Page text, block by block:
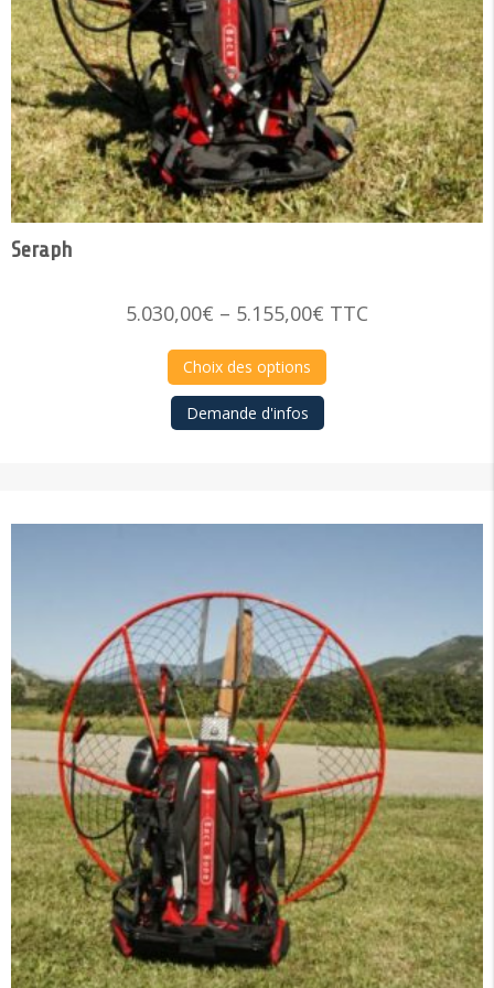
Seraph
5.030,00€ – 5.155,00€ Price
through
5.155,00€
TTC
Choix des options
Demande d'infos